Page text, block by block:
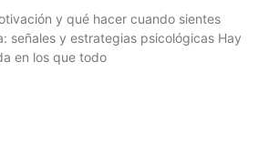
y qué hacer cuando sientes
señales y estrategias psicológicas Hay
en los que todo